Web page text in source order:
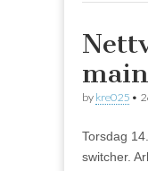
by kre025 •
Torsdag
switcher.